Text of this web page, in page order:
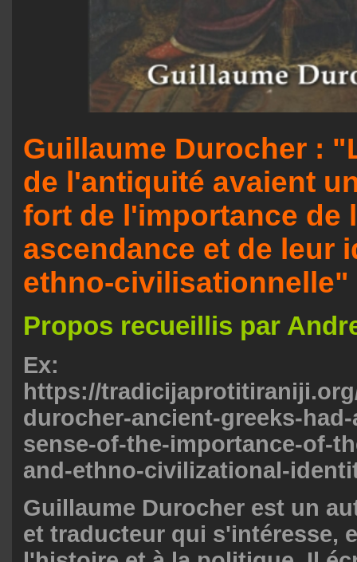
Guillaume Durocher :
de l'antiquité avaient
fort de l'importance de
ascendance et de leur
ethno-civilisationnelle"
Propos recueillis par
Ex:
https://
durocher-ancient-greeks-
sense-of-the-importance-of-
and-ethno-civilizational-
Guillaume Durocher est un
et traducteur qui s'intéresse,